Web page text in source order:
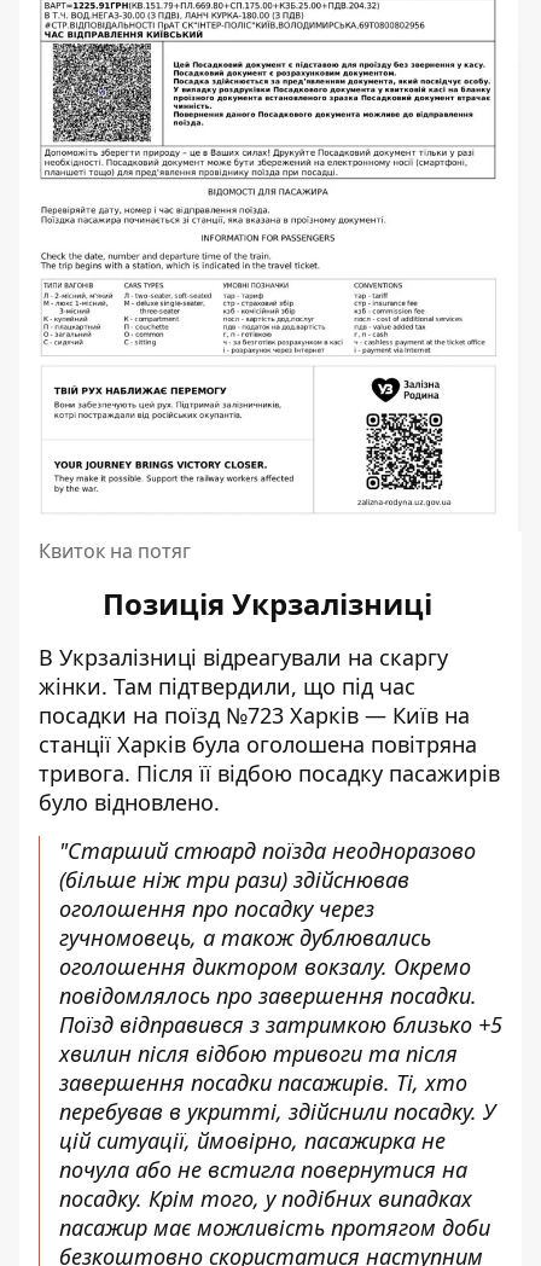
Квиток на потяг
Позиція Укрзалізниці
В Укрзалізниці відреагували на скаргу
жінки. Там підтвердили, що під час
посадки на поїзд №723 Харків — Київ на
станції Харків була оголошена повітряна
тривога. Після її відбою посадку пасажирів
було відновлено.
"Старший стюард поїзда неодноразово
(більше ніж три рази) здійснював
оголошення про посадку через
гучномовець, а також дублювались
оголошення диктором вокзалу. Окремо
повідомлялось про завершення посадки.
Поїзд відправився з затримкою близько +5
хвилин після відбою тривоги та після
завершення посадки пасажирів. Ті, хто
перебував в укритті, здійснили посадку. У
цій ситуації, ймовірно, пасажирка не
почула або не встигла повернутися на
посадку. Крім того, у подібних випадках
пасажир має можливість протягом доби
безкоштовно скористатися наступним